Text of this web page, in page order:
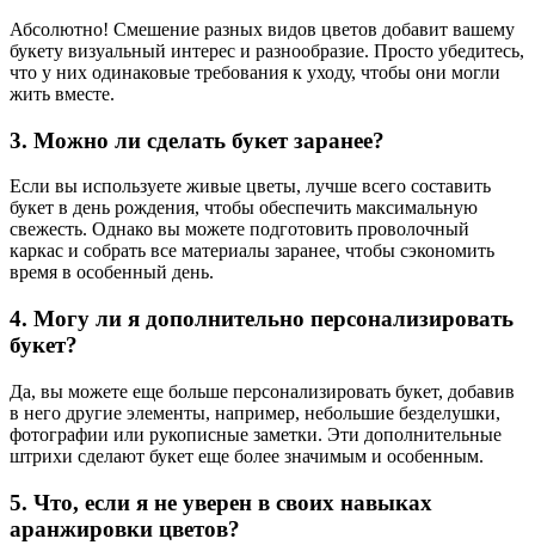
Абсолютно! Смешение разных видов цветов добавит вашему
букету визуальный интерес и разнообразие. Просто убедитесь,
что у них одинаковые требования к уходу, чтобы они могли
жить вместе.
3. Можно ли сделать букет заранее?
Если вы используете живые цветы, лучше всего составить
букет в день рождения, чтобы обеспечить максимальную
свежесть. Однако вы можете подготовить проволочный
каркас и собрать все материалы заранее, чтобы сэкономить
время в особенный день.
4. Могу ли я дополнительно персонализировать
букет?
Да, вы можете еще больше персонализировать букет, добавив
в него другие элементы, например, небольшие безделушки,
фотографии или рукописные заметки. Эти дополнительные
штрихи сделают букет еще более значимым и особенным.
5. Что, если я не уверен в своих навыках
аранжировки цветов?